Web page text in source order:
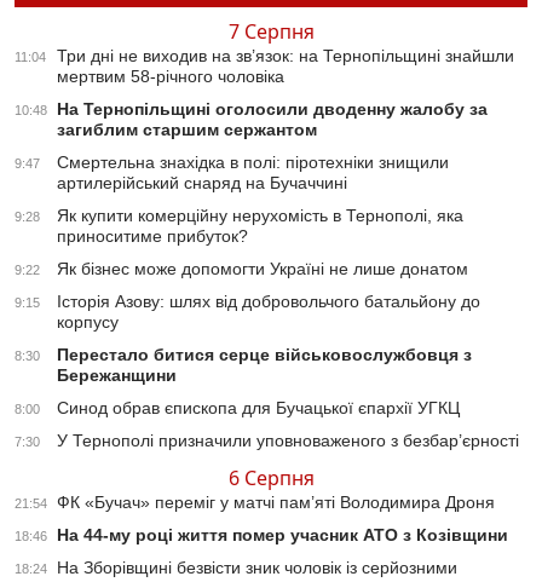
7 Серпня
11:04
Три дні не виходив на зв’язок: на Тернопільщині знайшли
мертвим 58-річного чоловіка
10:48
На Тернопільщині оголосили дводенну жалобу за
загиблим старшим сержантом
9:47
Смертельна знахідка в полі: піротехніки знищили
артилерійський снаряд на Бучаччині
9:28
Як купити комерційну нерухомість в Тернополі, яка
приноситиме прибуток?
9:22 Як бізнес може допомогти Україні не лише донатом
9:15
Історія Азову: шлях від добровольчого батальйону до
корпусу
8:30
Перестало битися серце військовослужбовця з
Бережанщини
8:00 Синод обрав єпископа для Бучацької єпархії УГКЦ
7:30 У Тернополі призначили уповноваженого з безбар’єрності
6 Серпня
21:54 ФК «Бучач» переміг у матчі пам’яті Володимира Дроня
18:46 На 44-му році життя помер учасник АТО з Козівщини
18:24
На Зборівщині безвісти зник чоловік із серйозними